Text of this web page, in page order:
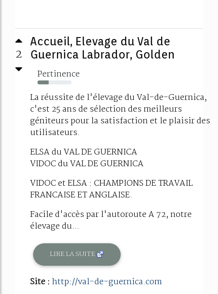
2
Accueil, Elevage du Val de
Guernica Labrador, Golden
Pertinence
33%
La réussite de l'élevage du Val-de-Guernica,
c'est 25 ans de sélection des meilleurs
géniteurs pour la satisfaction et le plaisir des
utilisateurs.
ELSA du VAL DE GUERNICA
VIDOC du VAL DE GUERNICA
VIDOC et ELSA : CHAMPIONS DE TRAVAIL
FRANCAISE ET ANGLAISE.
Facile d'accès par l'autoroute A 72, notre
élevage du...
LIRE LA SUITE
Site : http://val-de-guernica.com